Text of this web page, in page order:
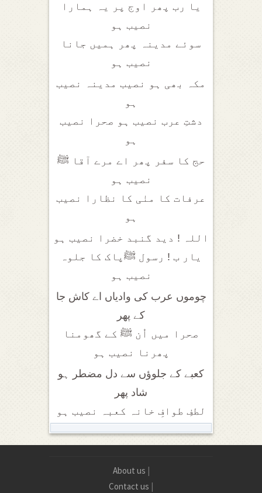
یا رب پھر اوج پر یہ ہمارا
نصیب ہو
سوئے مدینہ پھر ہمیں جانا
نصیب ہو
مکہ بھی ہو نصیب مدینہ نصیب
ہو
دشتِ عرب نصیب ہو صحرا نصیب
ہو
حج کا سفر پھر اے مرے آقا ﷺ
نصیب ہو
عرفات کا منٰی کا نظارا نصیب
ہو
اللہ ! دید گنبد خضرا نصیب ہو
یار ب ! رسول ﷺپاک کا جلوہ
نصیب ہو
چوموں عرب کی وادیاں اے کاش جا
کے پھر
صحرا میں اُن ﷺ کے گھومنا
پھرنا نصیب ہو
کعبے کے جلوؤں سے دل مضطر ہو
شاد پھر
لطفِ طوافِ خانہ کعبہ نصیب ہو
About us
Contact us